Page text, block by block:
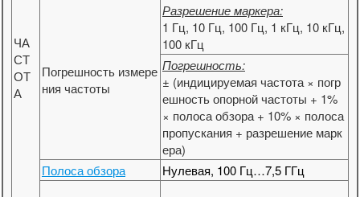
ЧА
СТ
ОТ
А
Погрешность измере
ния частоты
Разрешение маркера:
1 Гц, 10 Гц, 100 Гц, 1 кГц, 10 кГц,
100 кГц
Погрешность:
± (индицируемая частота × погр
ешность опорной частоты + 1%
× полоса обзора + 10% × полоса
пропускания + разрешение марк
ера)
Полоса обзора
Нулевая, 100 Гц…7,5 ГГц